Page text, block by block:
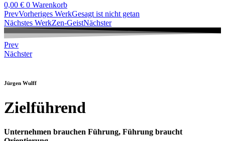
0,00 € 0 Warenkorb
PrevVorheriges WerkGesagt ist nicht getan
Nächstes WerkZen-GeistNächster
Prev
Nächster
Jürgen Wulff
Zielführend
Unternehmen brauchen Führung, Führung braucht